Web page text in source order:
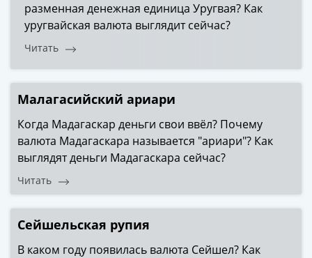
коллекции
разменная денежная единица Уругвая? Как
уругвайская валюта выглядит сейчас?
Читать
Малагасийский ариари
Когда Мадагаскар деньги свои ввёл? Почему
валюта Мадагаскара называется "ариари"? Как
выглядят деньги Мадагаскара сейчас?
Читать
Сейшельская рупия
В каком году появилась валюта Сейшел? Как